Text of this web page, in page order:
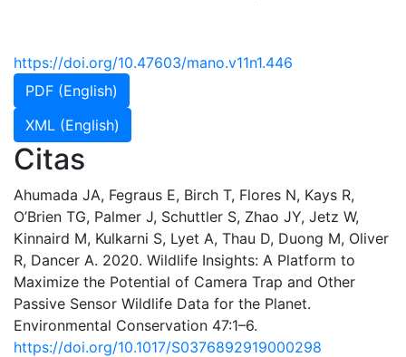
https://doi.org/10.47603/mano.v11n1.446
PDF (English)
XML (English)
Citas
Ahumada JA, Fegraus E, Birch T, Flores N, Kays R,
O’Brien TG, Palmer J, Schuttler S, Zhao JY, Jetz W,
Kinnaird M, Kulkarni S, Lyet A, Thau D, Duong M, Oliver
R, Dancer A. 2020. Wildlife Insights: A Platform to
Maximize the Potential of Camera Trap and Other
Passive Sensor Wildlife Data for the Planet.
Environmental Conservation 47:1–6.
https://doi.org/10.1017/S0376892919000298